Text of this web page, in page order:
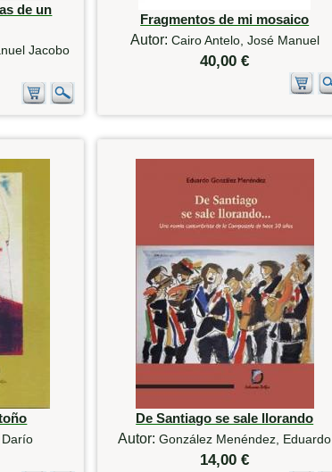
de un
Jacobo
Fragmentos de mi mosaico
Autor: Cairo Antelo, José Manuel
40,00 €
De Santiago se sale llorando
Autor:González Menéndez, Eduardo
14,00 €